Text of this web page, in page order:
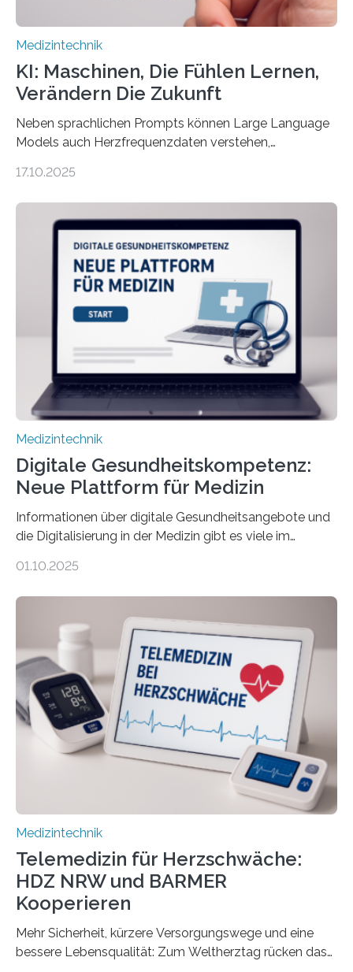
Medizintechnik
KI: Maschinen, Die Fühlen Lernen,
Verändern Die Zukunft
Neben sprachlichen Prompts können Large Language
Models auch Herzfrequenzdaten verstehen,
haben Dr. Morris Gellisch, ehemals an der Ruhr-
und Boris Burr von der Ruhr-Universität Bochum in
dafür eine technische Schnittstelle, über die
physiologische Daten in Echtzeit an das Sprachmodell
übermittelt werden können. Die Künstliche Intelligenz
kann dadurch auch die Sprache des Körpers
einbeziehen, auf die Menschen keinen bewussten
Einfluss nehmen. Das eröffnet…
17.10.2025
Medizintechnik
Digitale Gesundheitskompetenz:
Neue Plattform für Medizin
Informationen über digitale Gesundheitsangebote und
die Digitalisierung in der Medizin gibt es viele im
seriösen und wissenschaftlich abgesicherten Inhalten?
Forscherinnen der Technischen Universität Dresden
(TUD) richtet sich das Portal sowohl an Patientinnen
und Patienten, aber ebenso an medizinisches
Fachpersonal. Für all diese Zielgruppen bietet sie
speziell zugeschnittene Informationen, um deren
digitale Gesundheitskompetenz zu steigern. MiHUBx ist
01.10.2025
Medizintechnik
Telemedizin für Herzschwäche:
HDZ NRW und BARMER
Kooperieren
Mehr Sicherheit, kürzere Versorgungswege und eine
bessere Lebensqualität: Zum Weltherztag rücken das